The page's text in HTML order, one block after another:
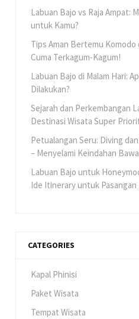
Labuan Bajo vs Raja Ampat:
untuk Kamu?
Tips Aman Bertemu
Cuma Terkagum-Kagum!
Labuan Bajo di Malam Hari:
Dilakukan?
Sejarah dan Perkembangan
Destinasi Wisata Super
Petualangan Seru: Diving
– Menyelami Keindahan
Labuan Bajo untuk
Ide Itinerary untuk Pasangan
CATEGORIES
Kapal Phinisi
Paket Wisata
Tempat Wisata